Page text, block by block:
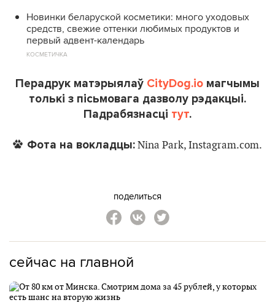
Новинки беларуской косметики: много уходовых
средств, свежие оттенки любимых продуктов и
первый адвент-календарь
КОСМЕТИЧКА
Перадрук матэрыялаў CityDog.io магчымы
толькі з пісьмовага дазволу рэдакцыі.
Падрабязнасці тут.
Фота на вокладцы: Nina Park, Instagram.com.
поделиться
сейчас на главной